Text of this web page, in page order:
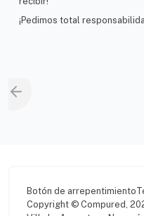
¡Pedimos total
Copyright © Compured,
Botón de arrepentimiento